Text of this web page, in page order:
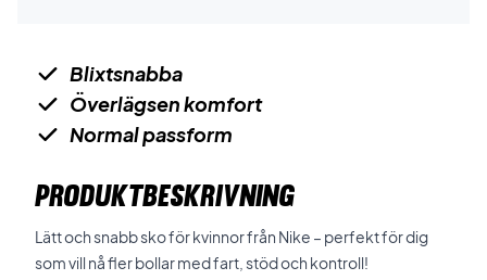
Blixtsnabba
Överlägsen komfort
Normal passform
PRODUKTBESKRIVNING
Lätt och snabb sko för kvinnor från Nike – perfekt för dig
som vill nå fler bollar med fart, stöd och kontroll!